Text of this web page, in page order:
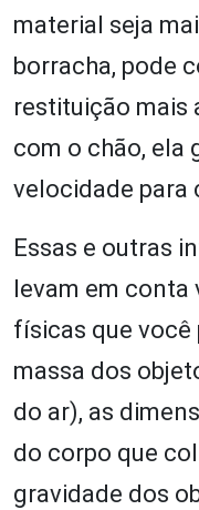
material seja
borracha, pode
restituição mais
com o chão, ela
velocidade para
Essas e outras
levam em conta
físicas que você
massa dos
do ar), as
do corpo que
gravidade dos